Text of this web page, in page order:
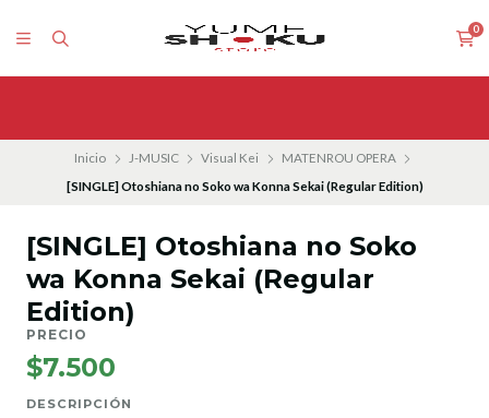
0
Inicio J-MUSIC Visual Kei
MATENROU OPERA
[SINGLE] Otoshiana no Soko wa Konna Sekai (Regular Edition)
[SINGLE] Otoshiana no Soko
wa Konna Sekai (Regular
Edition)
PRECIO
$7.500
DESCRIPCIÓN